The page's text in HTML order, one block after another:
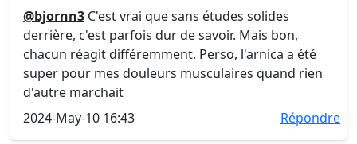
@bjornn3 C'est vrai que sans études solides
derrière, c'est parfois dur de savoir. Mais bon,
chacun réagit différemment. Perso, l'arnica a été
super pour mes douleurs musculaires quand rien
d'autre marchait
2024-May-10 16:43
Répondre